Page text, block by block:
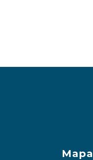
Mapa